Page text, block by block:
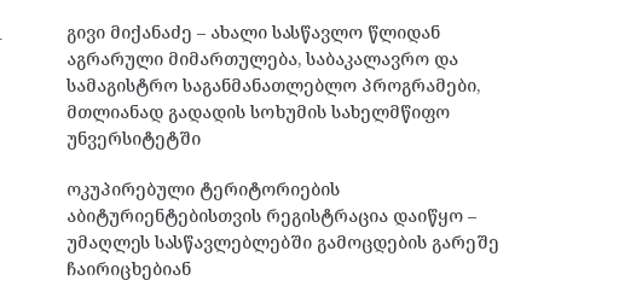
გივი მიქანაძე – ახალი სასწავლო წლიდან
აგრარული მიმართულება, საბაკალავრო და
სამაგისტრო საგანმანათლებლო პროგრამები,
მთლიანად გადადის სოხუმის სახელმწიფო
უნვერსიტეტში
ოკუპირებული ტერიტორიების
აბიტურიენტებისთვის რეგისტრაცია დაიწყო –
უმაღლეს სასწავლებლებში გამოცდების გარეშე
ჩაირიცხებიან